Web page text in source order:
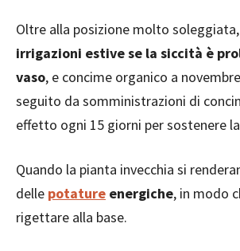
Oltre alla posizione molto
irrigazioni estive se la siccità è
vaso, e concime organico a
seguito da somministrazioni di
effetto ogni 15 giorni per sostenere
Quando la pianta invecchia si
delle potature energiche, in modo
rigettare alla base.